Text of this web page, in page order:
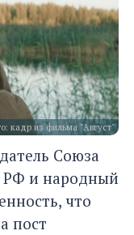
кадр из фильма "Август"
Союза
РФ и народный
что
пост